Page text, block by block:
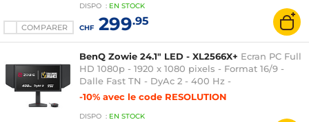
COMPARER
DISPO : EN STOCK
CHF299.95
BenQ Zowie 24.1" LED - XL2566X+ Ecran PC Full
HD 1080p - 1920 x 1080 pixels - Format 16/9 -
Dalle Fast TN - DyAc 2 - 400 Hz -
HDMI/DisplayPort - Hauteur ajustable - S-
-10% avec le code RESOLUTION
DISPO : EN STOCK